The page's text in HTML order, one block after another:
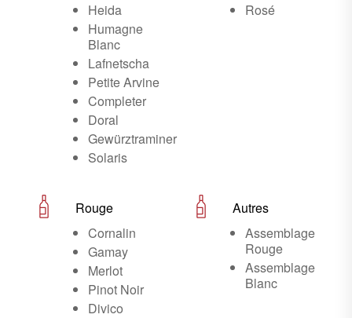
Heida
Humagne
Blanc
Lafnetscha
Petite Arvine
Completer
Doral
Gewürztraminer
Solaris
Rosé
Rouge
Cornalin
Gamay
Merlot
Pinot Noir
Divico
Autres
Assemblage
Rouge
Assemblage
Blanc